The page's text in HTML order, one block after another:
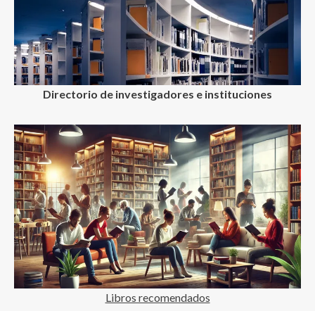
Directorio de investigadores e instituciones
Libros recomendados